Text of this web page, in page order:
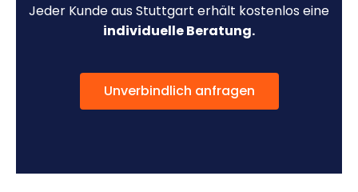
Jeder Kunde aus Stuttgart erhält kostenlos eine
individuelle Beratung.
Unverbindlich anfragen